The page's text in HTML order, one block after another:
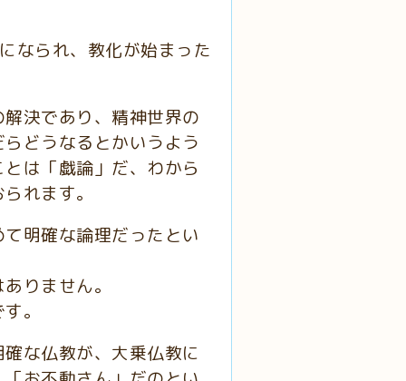
なられ、教化が始まった
決であり、精神世界の
どうなるとかいうよう
は「戯論」だ、わから
れます。
明確な論理だったとい
りません。
。
な仏教が、大乗仏教に